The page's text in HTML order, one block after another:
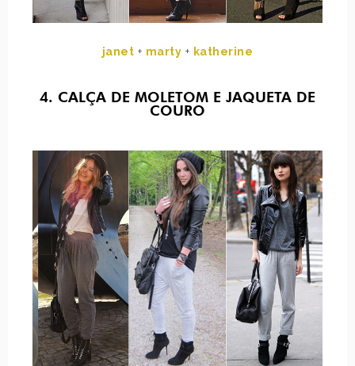
janet + marty + katherine
4. CALÇA DE MOLETOM E JAQUETA DE
COURO